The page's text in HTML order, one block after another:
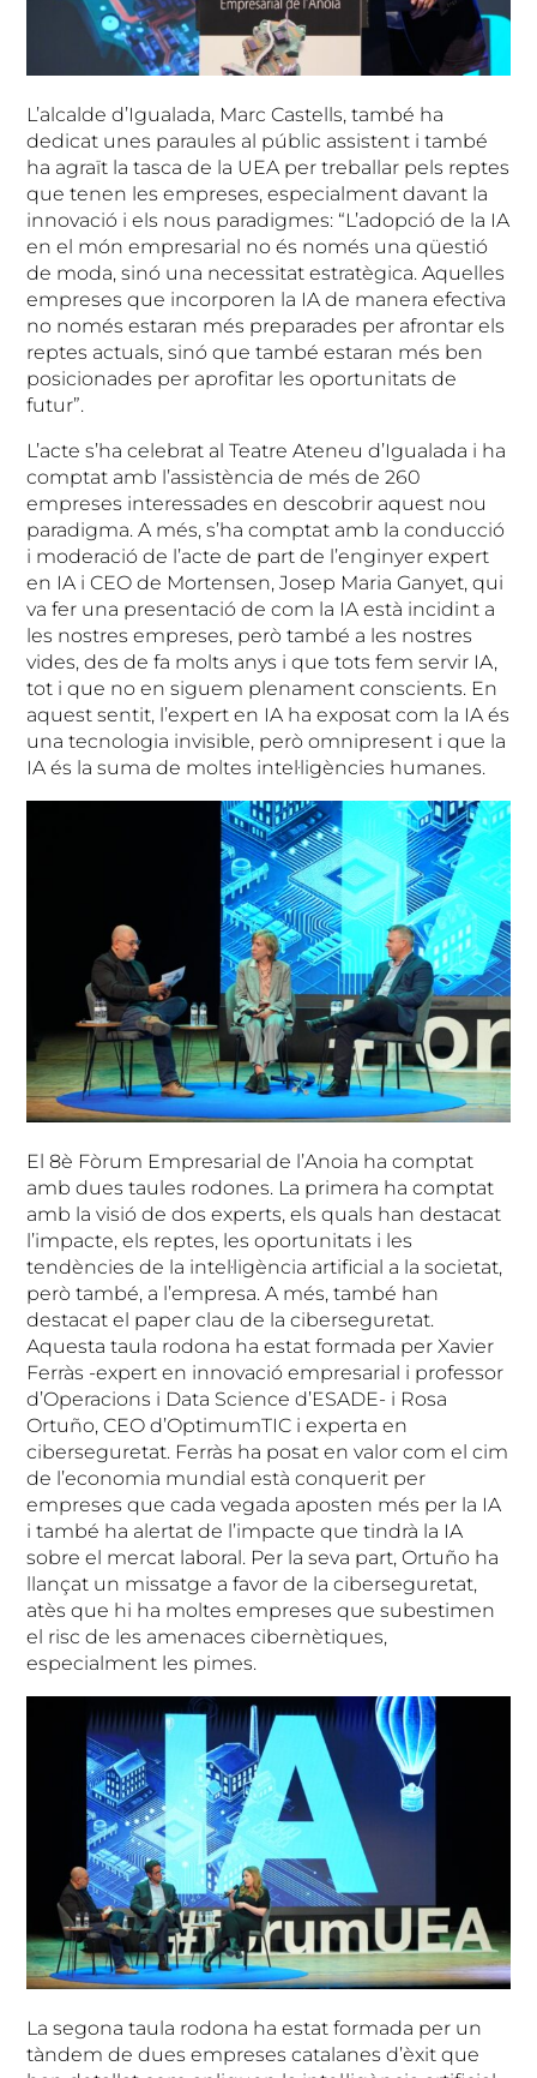
L’alcalde d’Igualada, Marc Castells, també ha
dedicat unes paraules al públic assistent i també
ha agraït la tasca de la UEA per treballar pels reptes
que tenen les empreses, especialment davant la
innovació i els nous paradigmes: “L’adopció de la IA
en el món empresarial no és només una qüestió
de moda, sinó una necessitat estratègica. Aquelles
empreses que incorporen la IA de manera efectiva
no només estaran més preparades per afrontar els
reptes actuals, sinó que també estaran més ben
posicionades per aprofitar les oportunitats de
futur”.
L’acte s’ha celebrat al Teatre Ateneu d’Igualada i ha
comptat amb l’assistència de més de 260
empreses interessades en descobrir aquest nou
paradigma. A més, s’ha comptat amb la conducció
i moderació de l’acte de part de l’enginyer expert
en IA i CEO de Mortensen, Josep Maria Ganyet, qui
va fer una presentació de com la IA està incidint a
les nostres empreses, però també a les nostres
vides, des de fa molts anys i que tots fem servir IA,
tot i que no en siguem plenament conscients. En
aquest sentit, l’expert en IA ha exposat com la IA és
una tecnologia invisible, però omnipresent i que la
IA és la suma de moltes intel·ligències humanes.
El 8è Fòrum Empresarial de l’Anoia ha comptat
amb dues taules rodones. La primera ha comptat
amb la visió de dos experts, els quals han destacat
l’impacte, els reptes, les oportunitats i les
tendències de la intel·ligència artificial a la societat,
però també, a l’empresa. A més, també han
destacat el paper clau de la ciberseguretat.
Aquesta taula rodona ha estat formada per Xavier
Ferràs -expert en innovació empresarial i professor
d’Operacions i Data Science d’ESADE- i Rosa
Ortuño, CEO d’OptimumTIC i experta en
ciberseguretat. Ferràs ha posat en valor com el cim
de l’economia mundial està conquerit per
empreses que cada vegada aposten més per la IA
i també ha alertat de l’impacte que tindrà la IA
sobre el mercat laboral. Per la seva part, Ortuño ha
llançat un missatge a favor de la ciberseguretat,
atès que hi ha moltes empreses que subestimen
el risc de les amenaces cibernètiques,
especialment les pimes.
La segona taula rodona ha estat formada per un
tàndem de dues empreses catalanes d’èxit que